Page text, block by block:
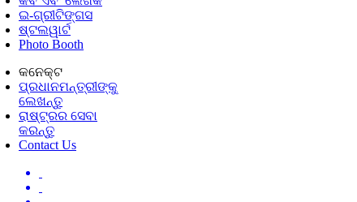
ଇ-ଗ୍ରୀଟିଙ୍ଗସ
ଷ୍ଟଲୱାର୍ଟ
Photo Booth
କନେକ୍ଟ
ପ୍ରଧାନମନ୍ତ୍ରୀଙ୍କୁ
ଲେଖନ୍ତୁ
ରାଷ୍ଟ୍ରର ସେବା
କରନ୍ତୁ
Contact Us